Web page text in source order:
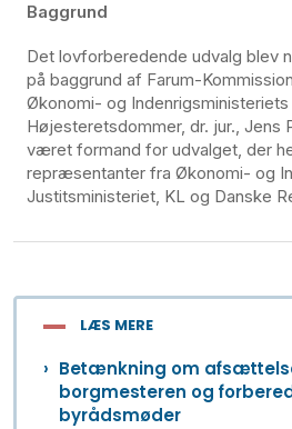
Baggrund
Det lovforberedende udvalg blev
på baggrund af Farum-
Økonomi- og Indenrigsministeriets
Højesteretsdommer, dr. jur., Jens
været formand for udvalget, der
repræsentanter fra Økonomi- og
Justitsministeriet, KL og Danske
LÆS MERE
Betænkning om
borgmesteren og
byrådsmøder